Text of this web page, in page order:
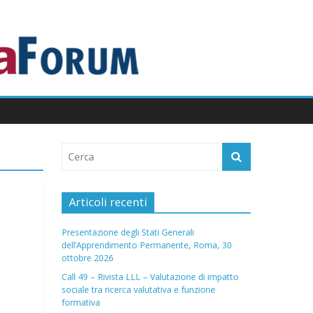
Articoli recenti
Presentazione degli Stati Generali
dell’Apprendimento Permanente, Roma, 30
ottobre 2026
Call 49 – Rivista LLL – Valutazione di impatto
sociale tra ricerca valutativa e funzione
formativa